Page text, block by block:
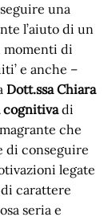
una
l’aiuto di un
momenti di
e anche –
Dott.ssa Chiara
cognitivadi
che
di conseguire
legate
carattere
seria e